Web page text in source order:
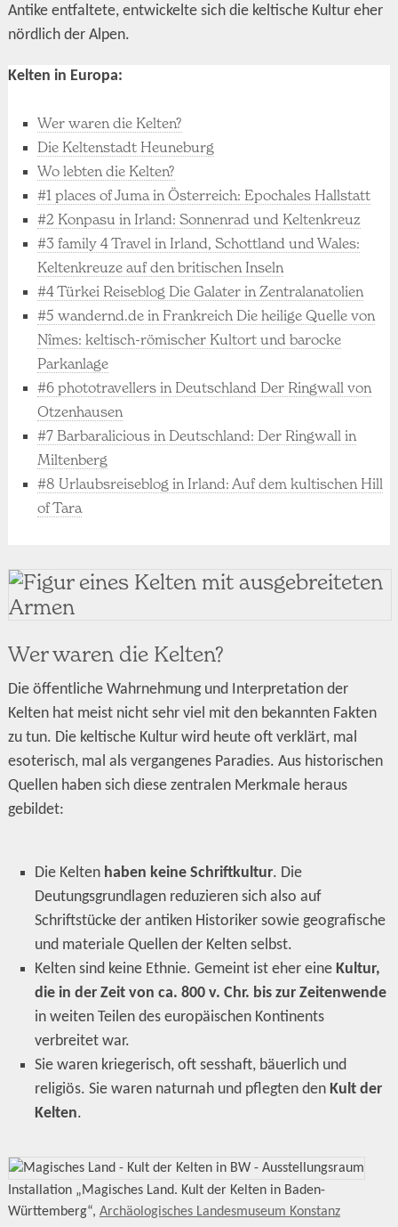
Antike entfaltete, entwickelte sich die keltische Kultur eher
nördlich der Alpen.
Kelten in Europa:
Wer waren die Kelten?
Die Keltenstadt Heuneburg
Wo lebten die Kelten?
#1 places of Juma in Österreich: Epochales Hallstatt
#2 Konpasu in Irland: Sonnenrad und Keltenkreuz
#3 family 4 Travel in Irland, Schottland und Wales:
Keltenkreuze auf den britischen Inseln
#4 Türkei Reiseblog Die Galater in Zentralanatolien
#5 wandernd.de in Frankreich Die heilige Quelle von
Nîmes: keltisch-römischer Kultort und barocke
Parkanlage
#6 phototravellers in Deutschland Der Ringwall von
Otzenhausen
#7 Barbaralicious in Deutschland: Der Ringwall in
Miltenberg
#8 Urlaubsreiseblog in Irland: Auf dem kultischen Hill
of Tara
Wer waren die Kelten?
Die öffentliche Wahrnehmung und Interpretation der
Kelten hat meist nicht sehr viel mit den bekannten Fakten
zu tun. Die keltische Kultur wird heute oft verklärt, mal
esoterisch, mal als vergangenes Paradies. Aus historischen
Quellen haben sich diese zentralen Merkmale heraus
gebildet:
Die Kelten haben keine Schriftkultur. Die
Deutungsgrundlagen reduzieren sich also auf
Schriftstücke der antiken Historiker sowie geografische
und materiale Quellen der Kelten selbst.
Kelten sind keine Ethnie. Gemeint ist eher eine Kultur,
die in der Zeit von ca. 800 v. Chr. bis zur Zeitenwende
in weiten Teilen des europäischen Kontinents
verbreitet war.
Sie waren kriegerisch, oft sesshaft, bäuerlich und
religiös. Sie waren naturnah und pflegten den Kult der
Kelten.
Installation „Magisches Land. Kult der Kelten in Baden-
Württemberg“, Archäologisches Landesmuseum Konstanz